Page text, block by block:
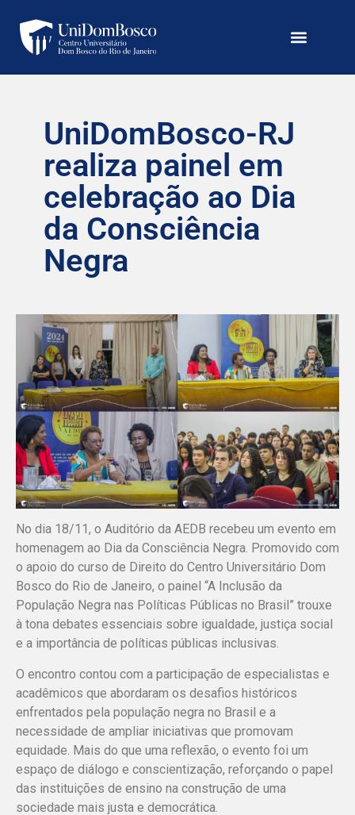
UniDomBosco-RJ
realiza painel em
celebração ao Dia
da Consciência
Negra
No dia 18/11, o Auditório da AEDB recebeu um evento em
homenagem ao Dia da Consciência Negra. Promovido com
o apoio do curso de Direito do Centro Universitário Dom
Bosco do Rio de Janeiro, o painel “A Inclusão da
População Negra nas Políticas Públicas no Brasil” trouxe
à tona debates essenciais sobre igualdade, justiça social
e a importância de políticas públicas inclusivas.
O encontro contou com a participação de especialistas e
acadêmicos que abordaram os desafios históricos
enfrentados pela população negra no Brasil e a
necessidade de ampliar iniciativas que promovam
equidade. Mais do que uma reflexão, o evento foi um
espaço de diálogo e conscientização, reforçando o papel
das instituições de ensino na construção de uma
sociedade mais justa e democrática.